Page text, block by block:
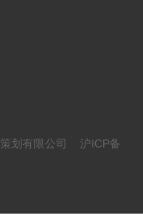
策划有限公司 沪ICP备